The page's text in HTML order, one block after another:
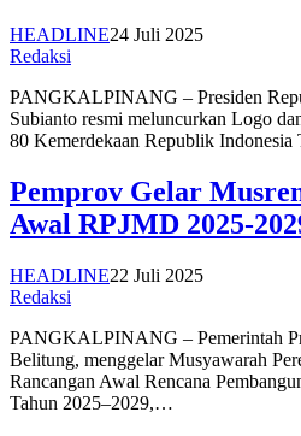
HEADLINE24 Juli 2025
Redaksi
PANGKALPINANG – Presiden
Subianto resmi meluncurkan Logo
80 Kemerdekaan Republik
Pemprov Gelar
Awal RPJMD 2025-
HEADLINE22 Juli 2025
Redaksi
PANGKALPINANG – Pemerintah
Belitung, menggelar Musyawarah
Rancangan Awal Rencana
Tahun 2025–2029,…